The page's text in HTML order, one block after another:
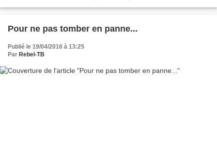
Pour ne pas tomber en panne...
Publié le 19/04/2016 à 13:25
Par Rebel-TB